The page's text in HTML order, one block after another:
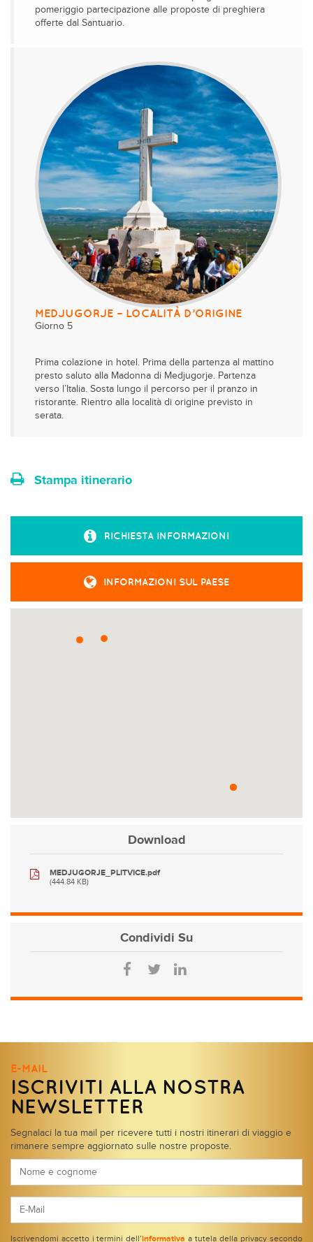
pomeriggio partecipazione alle proposte di preghiera
offerte dal Santuario.
MEDJUGORJE – LOCALITÀ D’ORIGINE
Giorno 5
Prima colazione in hotel. Prima della partenza al mattino
presto saluto alla Madonna di Medjugorje. Partenza
verso l’Italia. Sosta lungo il percorso per il pranzo in
ristorante. Rientro alla località di origine previsto in
serata.
Stampa itinerario
RICHIESTA INFORMAZIONI
INFORMAZIONI SUL PAESE
Download
MEDJUGORJE_PLITVICE.pdf
(444.84 KB)
Condividi Su
E-MAIL
ISCRIVITI ALLA NOSTRA
NEWSLETTER
Segnalaci la tua mail per ricevere tutti i nostri itinerari di viaggio e
rimanere sempre aggiornato sulle nostre proposte.
Iscrivendomi accetto i termini dell’ informativa a tutela della privacy secondo